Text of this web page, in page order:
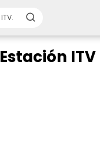
Estación ITV